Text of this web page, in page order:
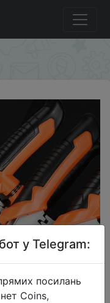
обжимные клещи
у Telegram:
посилань
Coins,